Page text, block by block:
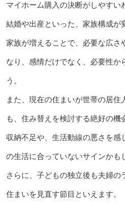
マイホーム購入の決断がしやすい
結婚や出産といった、家族構成が
家族が増えることで、必要な広さ
なり、感情だけでなく、必要性か
う。
また、現在の住まいが世帯の居住
も、住み替えを検討する絶好の機
収納不足や、生活動線の悪さを感
の生活に合っていないサインかも
さらに、子どもの独立後も夫婦の
住まいを見直す節目といえます。